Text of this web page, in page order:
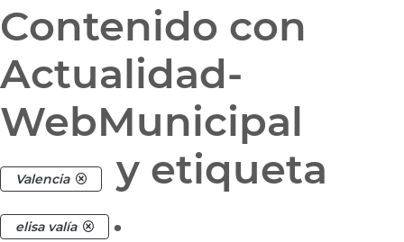
Contenido con
Actualidad-
WebMunicipal
Valencia y etiqueta
elisa valía .